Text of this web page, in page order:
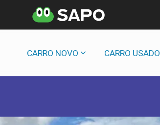
CARRO NOVO CARRO USADO